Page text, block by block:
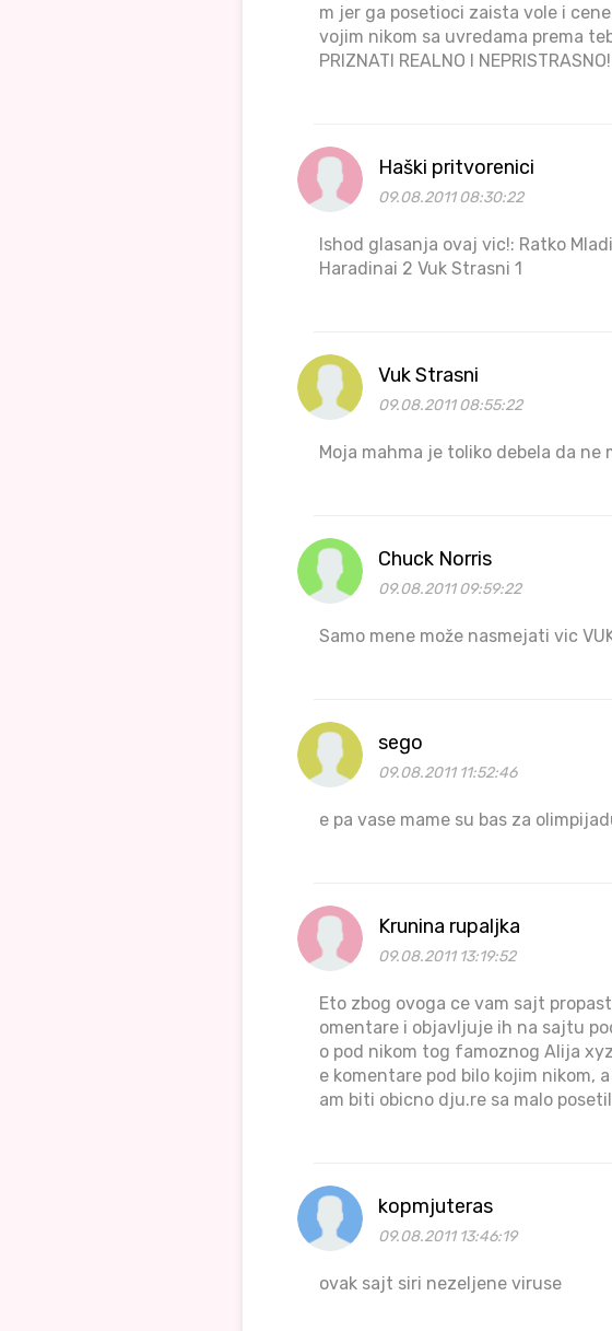
m jer ga posetioci zaista vole i
vojim nikom sa uvredama prema
PRIZNATI REALNO I NEPRISTRASNO!
Haški pritvorenici
09.08.2011 08:30:22
Ishod glasanja ovaj vic!: Ratko
Haradinai 2 Vuk Strasni 1
Vuk Strasni
09.08.2011 08:55:22
Moja mahma je toliko debela da ne
Chuck Norris
09.08.2011 09:59:22
Samo mene može nasmejati vic
sego
09.08.2011 11:52:46
e pa vase mame su bas za
Krunina rupaljka
09.08.2011 13:19:52
Eto zbog ovoga ce vam sajt
omentare i objavljuje ih na sajtu
o pod nikom tog famoznog Alija
e komentare pod bilo kojim nikom,
am biti obicno dju.re sa malo
kopmjuteras
09.08.2011 13:46:19
ovak sajt siri nezeljene viruse